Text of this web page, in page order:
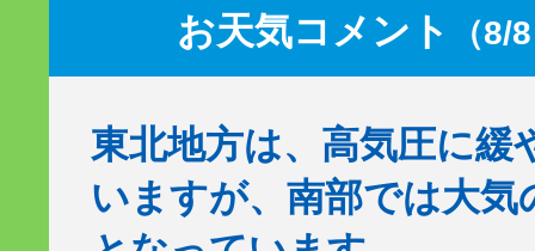
お天気コメント （8/
東北地方は、高気圧に緩
いますが、南部では大気